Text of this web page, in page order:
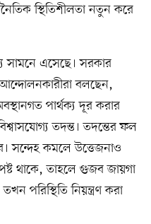
স্থিতিশীলতা নতুন করে
সামনে এসেছে। সরকার
বলছেন,
পার্থক্য দূর করার
তদন্ত। তদন্তের ফল
সন্দেহ কমলে উত্তেজনাও
থাকে, তাহলে গুজব জায়গা
পরিস্থিতি নিয়ন্ত্রণ করা